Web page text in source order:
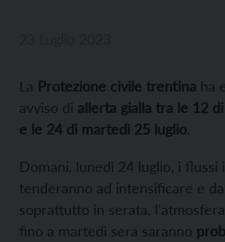
La Protezione civile trentina ha
avviso di allerta gialla tra le 12
e le 24 di martedì 25 luglio.
Domani, lunedì 24 luglio, i flussi
tenderanno ad intensificare e
soprattutto in serata,
fino a martedì sera saranno